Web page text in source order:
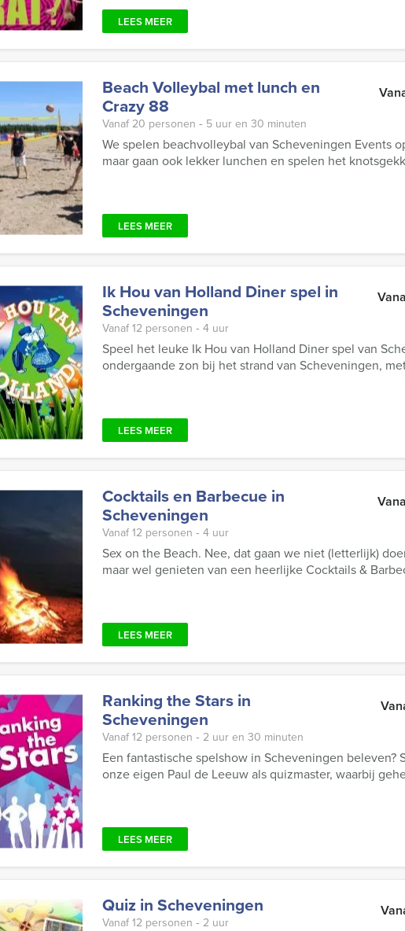
LEES MEER
Beach Volleybal met lunch en
Crazy 88
Vanaf 20 personen ‐ 5 uur en 30 minuten
We spelen beachvolleybal van Scheveningen Events
maar gaan ook lekker lunchen en spelen het
LEES MEER
Ik Hou van Holland Diner spel in
Scheveningen
Vanaf 12 personen ‐ 4 uur
Speel het leuke Ik Hou van Holland Diner spel van
ondergaande zon bij het strand van Scheveningen,
LEES MEER
Cocktails en Barbecue in
Scheveningen
Vanaf 12 personen ‐ 4 uur
Sex on the Beach. Nee, dat gaan we niet (letterlijk)
maar wel genieten van een heerlijke Cocktails &
LEES MEER
Ranking the Stars in
Scheveningen
Vanaf 12 personen ‐ 2 uur en 30 minuten
Een fantastische spelshow in Scheveningen beleven?
onze eigen Paul de Leeuw als quizmaster, waarbij
LEES MEER
Quiz in Scheveningen
Vanaf 12 personen ‐ 2 uur